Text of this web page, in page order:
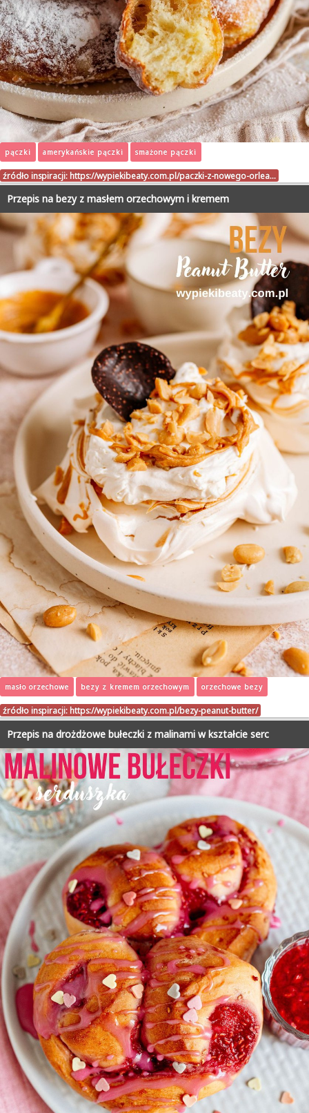
pączki amerykańskie pączki smażone pączki
źródło inspiracji: https://wypiekibeaty.com.pl/paczki-z-nowego-orlea…
Przepis na bezy z masłem orzechowym i kremem
masło orzechowe bezy z kremem orzechowym orzechowe bezy
źródło inspiracji: https://wypiekibeaty.com.pl/bezy-peanut-butter/
Przepis na drożdżowe bułeczki z malinami w kształcie serc